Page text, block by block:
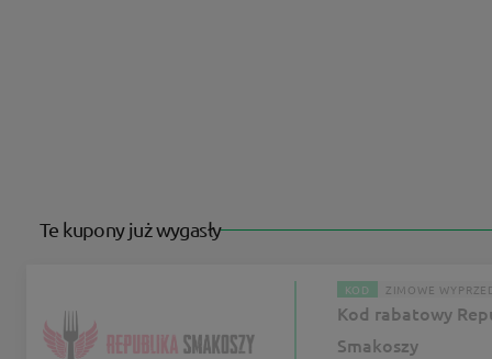
Te kupony już wygasły
KOD ZIMOWE
Kod rabatowy
Smakoszy